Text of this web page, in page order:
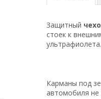
Защитный
стоек к
ультрафиолета.
Карманы под
автомобиля не